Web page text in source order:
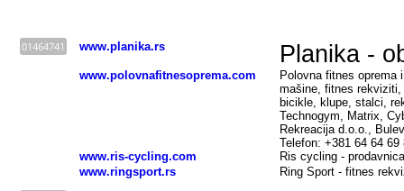
01464741 www.planika.rs Planika -
www.polovnafitnesoprema.com
Polovna fitnes oprema
mašine, fitnes
bicikle, klupe, stalci,
Technogym, Matrix,
Rekreacija d.o.o.,
Telefon: +381 64 64 69
www.ris-cycling.com
Ris cycling -
www.ringsport.rs
Ring Sport - fitnes